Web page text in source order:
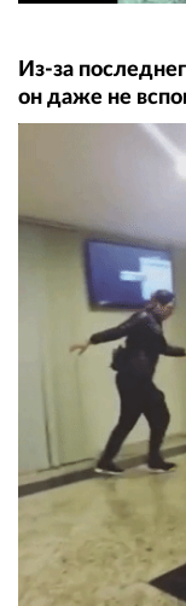
Из-за
он даже не